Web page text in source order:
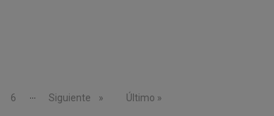
Page
6 Siguiente página
Siguiente Última página
Último »